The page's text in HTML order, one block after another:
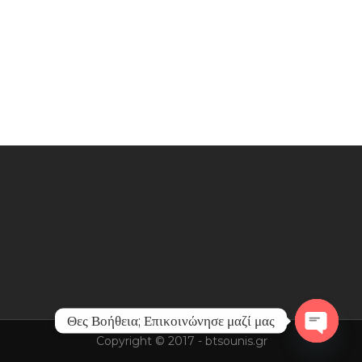
Copyright © 2017 - btsounis.gr
Θες Βοήθεια; Επικοινώνησε μαζί μας